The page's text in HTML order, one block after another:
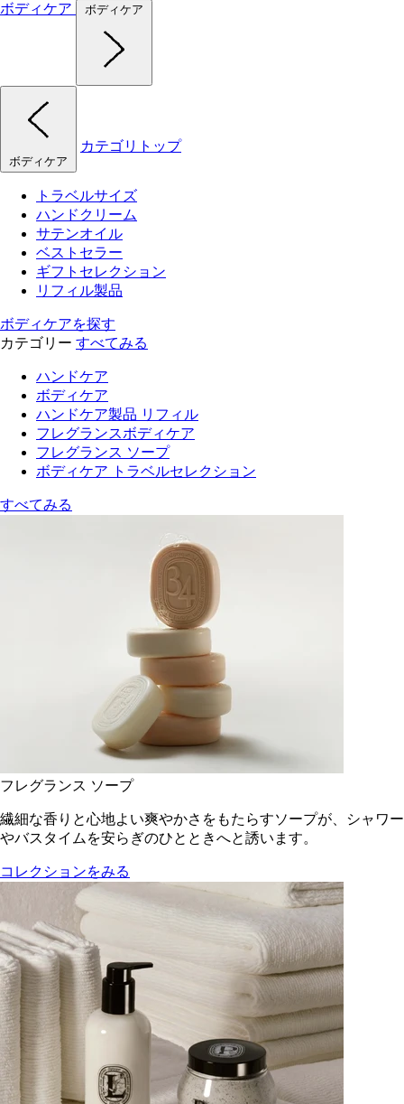
ボディケア
ボディケア
ボディケア
カテゴリトップ
トラベルサイズ
ハンドクリーム
サテンオイル
ベストセラー
ギフトセレクション
リフィル製品
ボディケアを探す
カテゴリー すべてみる
ハンドケア
ボディケア
ハンドケア製品 リフィル
フレグランスボディケア
フレグランス ソープ
ボディケア トラベルセレクション
すべてみる
フレグランス ソープ
繊細な香りと心地よい爽やかさをもたらすソープが、シャワー
やバスタイムを安らぎのひとときへと誘います。
コレクションをみる